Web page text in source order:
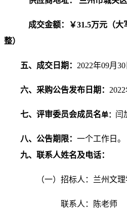
成交金额：￥31.5万元（大
整）
五、 成交 日期： 2022年09月30
六、 采购公告发布日期： 2022
七、评审委员会成员名单： 闫
八、公告期限：一个工作日。
九、联系人姓名及电话：
（一）招标人：兰州文
联系人：陈老师